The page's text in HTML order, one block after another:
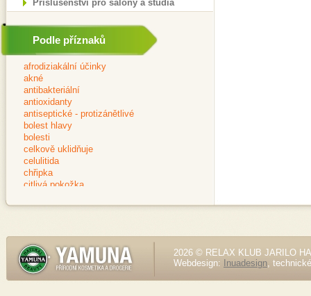
Příslušenství pro salony a studia
Podle příznaků
2026 © RELAX KLUB JARILO
Webdesign:
Inuadesign,